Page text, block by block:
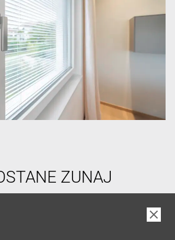
ZUNAJ
vam zato ni treba hoditi v klet vam